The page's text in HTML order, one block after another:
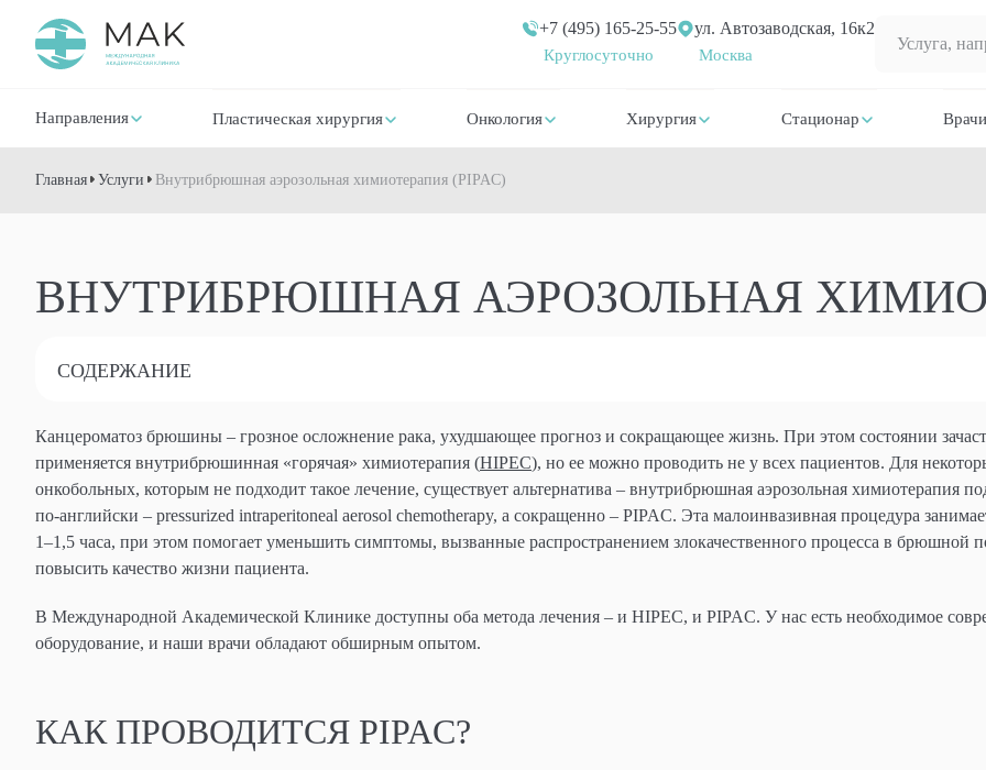
Круглосуточно
+7 (495) 165-25-55
Москва
ул. Автозаводская, 16к2
Направления Пластическая хирургия Онкология Хирургия Стационар Врачи
Главная Услуги Внутрибрюшная аэрозольная химиотерапия (PIPAC)
ВНУТРИБРЮШНАЯ АЭРОЗОЛЬНАЯ
СОДЕРЖАНИЕ
Канцероматоз брюшины – грозное осложнение рака, ухудшающее прогноз и сокращающее жизнь. При этом состоянии
применяется внутрибрюшинная «горячая» химиотерапия (HIPEC), но ее можно проводить не у всех пациентов. Для
онкобольных, которым не подходит такое лечение, существует альтернатива – внутрибрюшная аэрозольная химиотерапия
по-английски – pressurized intraperitoneal aerosol chemotherapy, а сокращенно – PIPAC. Эта малоинвазивная процедура
1–1,5 часа, при этом помогает уменьшить симптомы, вызванные распространением злокачественного процесса в брюшной
повысить качество жизни пациента.
В Международной Академической Клинике доступны оба метода лечения – и HIPEC, и PIPAC. У нас есть необходимое
оборудование, и наши врачи обладают обширным опытом.
КАК ПРОВОДИТСЯ PIPAC?